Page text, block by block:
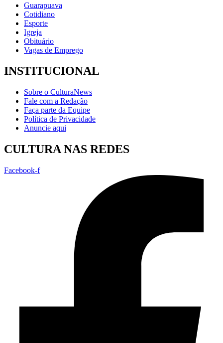
Guarapuava
Cotidiano
Esporte
Igreja
Obituário
Vagas de Emprego
INSTITUCIONAL
Sobre o CulturaNews
Fale com a Redação
Faça parte da Equipe
Política de Privacidade
Anuncie aqui
CULTURA NAS REDES
Facebook-f